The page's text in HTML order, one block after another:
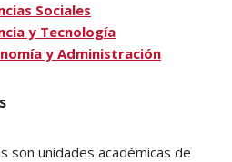
Sociales
y Tecnología
y Administración
son unidades académicas de